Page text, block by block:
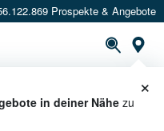
Prospekte & Angebote
in deiner Nähezu
×